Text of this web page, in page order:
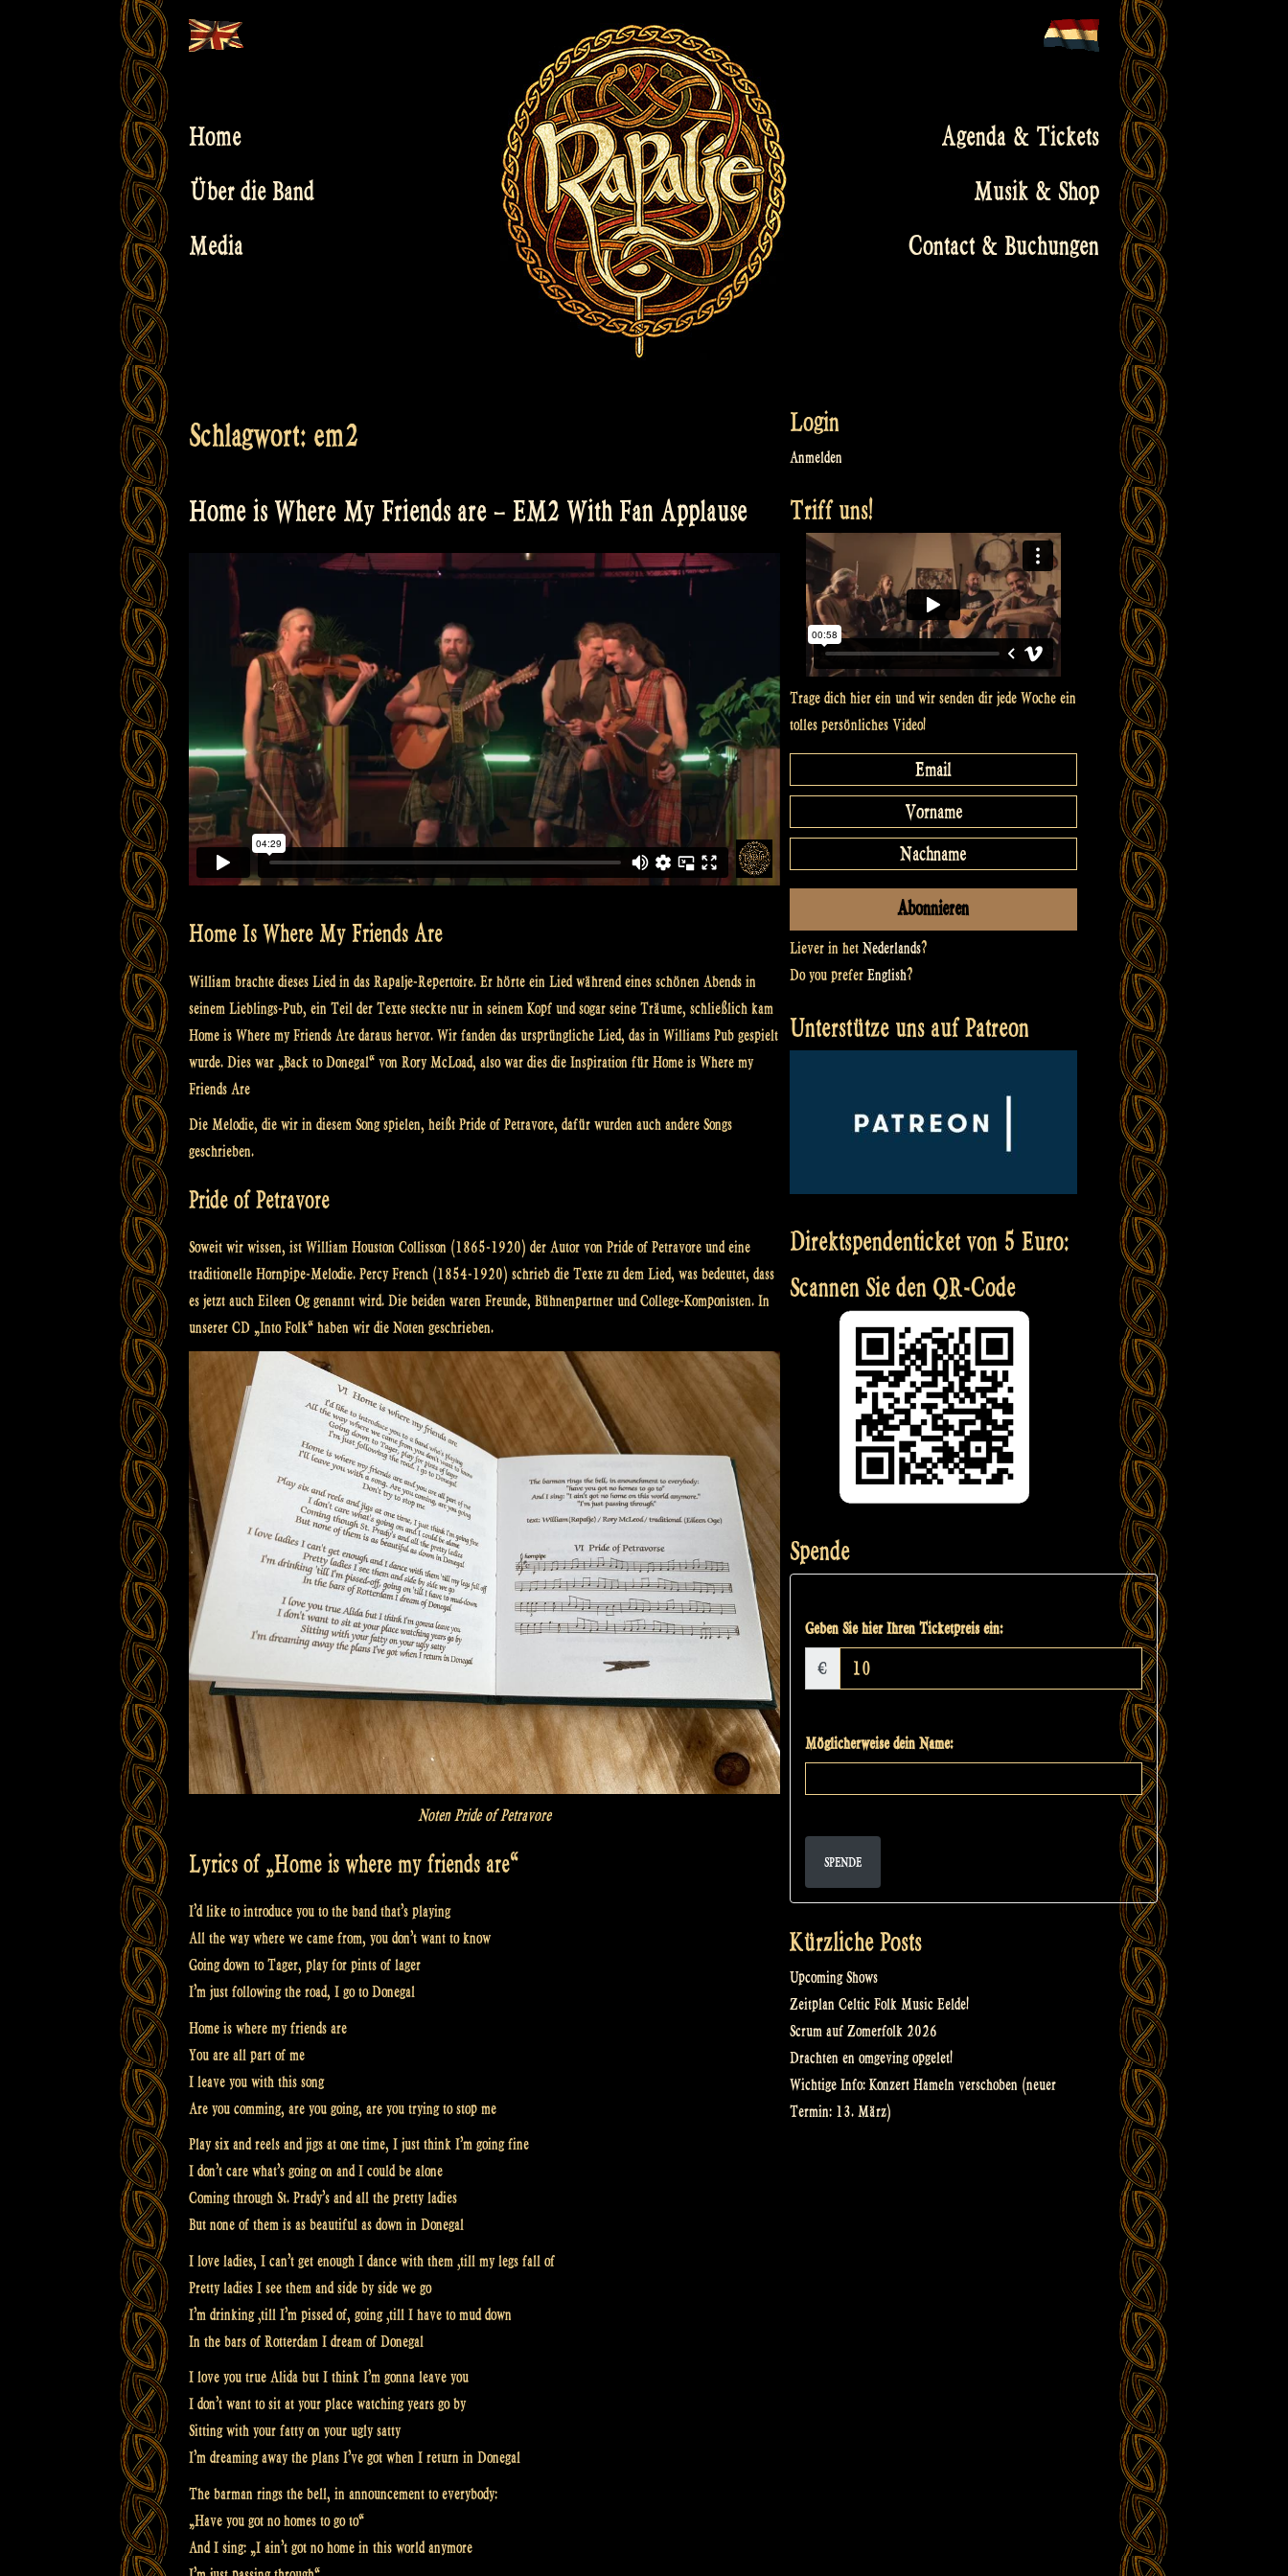
to
Home
Über die Band
Media
Agenda & Tickets
Musik & Shop
Contact & Buchungen
Schlagwort: em2
Home is Where My Friends are – EM2 With Fan Applause
Home Is Where My Friends Are
William brachte dieses Lied in das Rapalje-Repertoire. Er hörte ein Lied während eines schönen Abends in
seinem Lieblings-Pub, ein Teil der Texte steckte nur in seinem Kopf und sogar seine Träume, schließlich kam
Home is Where my Friends Are daraus hervor. Wir fanden das ursprüngliche Lied, das in Williams Pub gespielt
wurde. Dies war „Back to Donegal“ von Rory McLoad, also war dies die Inspiration für Home is Where my
Friends Are
Die Melodie, die wir in diesem Song spielen, heißt Pride of Petravore, dafür wurden auch andere Songs
geschrieben.
Pride of Petravore
Soweit wir wissen, ist William Houston Collisson (1865-1920) der Autor von Pride of Petravore und eine
traditionelle Hornpipe-Melodie. Percy French (1854-1920) schrieb die Texte zu dem Lied, was bedeutet, dass
es jetzt auch Eileen Og genannt wird. Die beiden waren Freunde, Bühnenpartner und College-Komponisten. In
unserer CD „Into Folk“ haben wir die Noten geschrieben.
Noten Pride of Petravore
Lyrics of „Home is where my friends are“
I’d like to introduce you to the band that’s playing
All the way where we came from, you don’t want to know
Going down to Tager, play for pints of lager
I’m just following the road, I go to Donegal
Home is where my friends are
You are all part of me
I leave you with this song
Are you comming, are you going, are you trying to stop me
Play six and reels and jigs at one time, I just think I’m going fine
I don’t care what’s going on and I could be alone
Coming through St. Prady’s and all the pretty ladies
But none of them is as beautiful as down in Donegal
I love ladies, I can’t get enough I dance with them ‚till my legs fall of
Pretty ladies I see them and side by side we go
I’m drinking ‚till I’m pissed of, going ‚till I have to mud down
In the bars of Rotterdam I dream of Donegal
I love you true Alida but I think I’m gonna leave you
I don’t want to sit at your place watching years go by
Sitting with your fatty on your ugly satty
I’m dreaming away the plans I’ve got when I return in Donegal
The barman rings the bell, in announcement to everybody:
„Have you got no homes to go to“
And I sing: „I ain’t got no home in this world anymore
Login
Anmelden
Triff uns!
Trage dich hier ein und wir senden dir jede Woche ein
tolles persönliches Video!
Liever in het Nederlands?
Do you prefer English?
Unterstütze uns auf Patreon
Direktspendenticket von 5 Euro:
Scannen Sie den QR-Code
Spende
Geben Sie hier Ihren Ticketpreis ein:
€
Möglicherweise dein Name:
SPENDE
Kürzliche Posts
Upcoming Shows
Zeitplan Celtic Folk Music Eelde!
Scrum auf Zomerfolk 2026
Drachten en omgeving opgelet!
Wichtige Info: Konzert Hameln verschoben (neuer
Termin: 13. März)